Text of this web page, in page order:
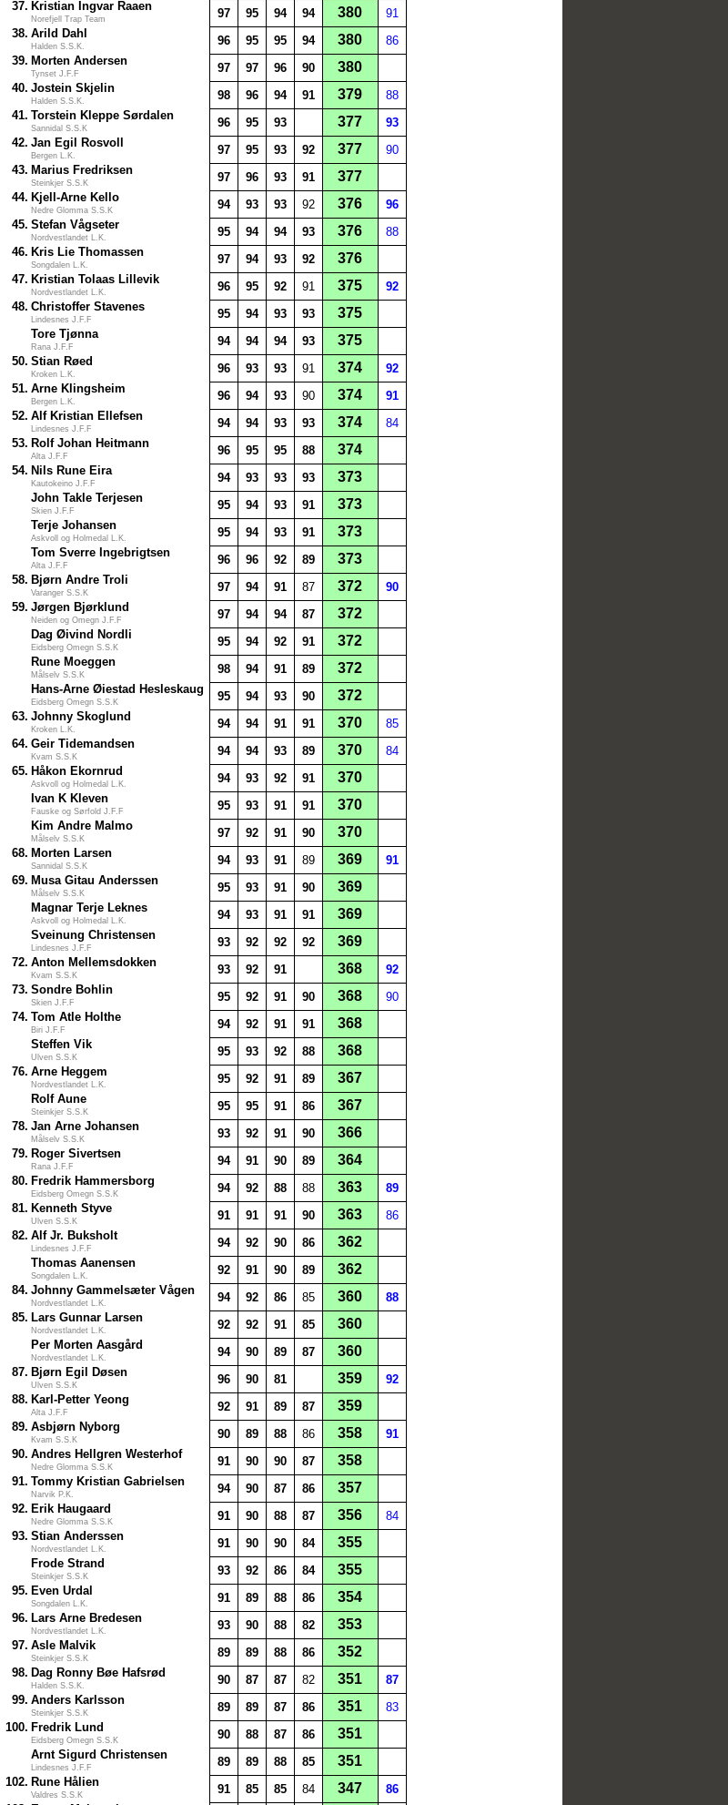
37. Kristian Ingvar Raaen
Norefjell Trap Team 97 95 94 94 380
91
38. Arild Dahl
Halden S.S.K. 96 95 95 94 380
86
39. Morten Andersen
Tynset J.F.F 97 97 96 90 380
40. Jostein Skjelin
Halden S.S.K. 98 96 94 91 379
88
41. Torstein Kleppe Sørdalen
Sannidal S.S.K 96 95 93 377
93
42. Jan Egil Rosvoll
Bergen L.K. 97 95 93 92 377
90
43. Marius Fredriksen
Steinkjer S.S.K 97 96 93 91 377
44. Kjell-Arne Kello
Nedre Glomma S.S.K 94 93 93 92 376
96
45. Stefan Vågseter
Nordvestlandet L.K. 95 94 94 93 376
88
46. Kris Lie Thomassen
Songdalen L.K. 97 94 93 92 376
47. Kristian Tolaas Lillevik
Nordvestlandet L.K. 96 95 92 91 375
92
48. Christoffer Stavenes
Lindesnes J.F.F 95 94 93 93 375
Tore Tjønna
Rana J.F.F 94 94 94 93 375
50. Stian Røed
Kroken L.K. 96 93 93 91 374
92
51. Arne Klingsheim
Bergen L.K. 96 94 93 90 374
91
52. Alf Kristian Ellefsen
Lindesnes J.F.F 94 94 93 93 374
84
53. Rolf Johan Heitmann
Alta J.F.F 96 95 95 88 374
54. Nils Rune Eira
Kautokeino J.F.F 94 93 93 93 373
John Takle Terjesen
Skien J.F.F 95 94 93 91 373
Terje Johansen
Askvoll og Holmedal L.K. 95 94 93 91 373
Tom Sverre Ingebrigtsen
Alta J.F.F 96 96 92 89 373
58. Bjørn Andre Troli
Varanger S.S.K 97 94 91 87 372
90
59. Jørgen Bjørklund
Neiden og Omegn J.F.F 97 94 94 87 372
Dag Øivind Nordli
Eidsberg Omegn S.S.K 95 94 92 91 372
Rune Moeggen
Målselv S.S.K 98 94 91 89 372
Hans-Arne Øiestad Hesleskaug
Eidsberg Omegn S.S.K 95 94 93 90 372
63. Johnny Skoglund
Kroken L.K. 94 94 91 91 370
85
64. Geir Tidemandsen
Kvam S.S.K 94 94 93 89 370
84
65. Håkon Ekornrud
Askvoll og Holmedal L.K. 94 93 92 91 370
Ivan K Kleven
Fauske og Sørfold J.F.F 95 93 91 91 370
Kim Andre Malmo
Målselv S.S.K 97 92 91 90 370
68. Morten Larsen
Sannidal S.S.K 94 93 91 89 369
91
69. Musa Gitau Anderssen
Målselv S.S.K 95 93 91 90 369
Magnar Terje Leknes
Askvoll og Holmedal L.K. 94 93 91 91 369
Sveinung Christensen
Lindesnes J.F.F 93 92 92 92 369
72. Anton Mellemsdokken
Kvam S.S.K 93 92 91 368
92
73. Sondre Bohlin
Skien J.F.F 95 92 91 90 368
90
74. Tom Atle Holthe
Biri J.F.F 94 92 91 91 368
Steffen Vik
Ulven S.S.K 95 93 92 88 368
76. Arne Heggem
Nordvestlandet L.K. 95 92 91 89 367
Rolf Aune
Steinkjer S.S.K 95 95 91 86 367
78. Jan Arne Johansen
Målselv S.S.K 93 92 91 90 366
79. Roger Sivertsen
Rana J.F.F 94 91 90 89 364
80. Fredrik Hammersborg
Eidsberg Omegn S.S.K 94 92 88 88 363
89
81. Kenneth Styve
Ulven S.S.K 91 91 91 90 363
86
82. Alf Jr. Buksholt
Lindesnes J.F.F 94 92 90 86 362
Thomas Aanensen
Songdalen L.K. 92 91 90 89 362
84. Johnny Gammelsæter Vågen
Nordvestlandet L.K. 94 92 86 85 360
88
85. Lars Gunnar Larsen
Nordvestlandet L.K. 92 92 91 85 360
Per Morten Aasgård
Nordvestlandet L.K. 94 90 89 87 360
87. Bjørn Egil Døsen
Ulven S.S.K 96 90 81 359
92
88. Karl-Petter Yeong
Alta J.F.F 92 91 89 87 359
89. Asbjørn Nyborg
Kvam S.S.K 90 89 88 86 358
91
90. Andres Hellgren Westerhof
Nedre Glomma S.S.K 91 90 90 87 358
91. Tommy Kristian Gabrielsen
Narvik P.K. 94 90 87 86 357
92. Erik Haugaard
Nedre Glomma S.S.K 91 90 88 87 356
84
93. Stian Anderssen
Nordvestlandet L.K. 91 90 90 84 355
Frode Strand
Steinkjer S.S.K 93 92 86 84 355
95. Even Urdal
Songdalen L.K. 91 89 88 86 354
96. Lars Arne Bredesen
Nordvestlandet L.K. 93 90 88 82 353
97. Asle Malvik
Steinkjer S.S.K 89 89 88 86 352
98. Dag Ronny Bøe Hafsrød
Halden S.S.K. 90 87 87 82 351
87
99. Anders Karlsson
Steinkjer S.S.K 89 89 87 86 351
83
100. Fredrik Lund
Eidsberg Omegn S.S.K 90 88 87 86 351
Arnt Sigurd Christensen
Lindesnes J.F.F 89 89 88 85 351
102. Rune Hålien
Valdres S.S.K 91 85 85 84 347
86